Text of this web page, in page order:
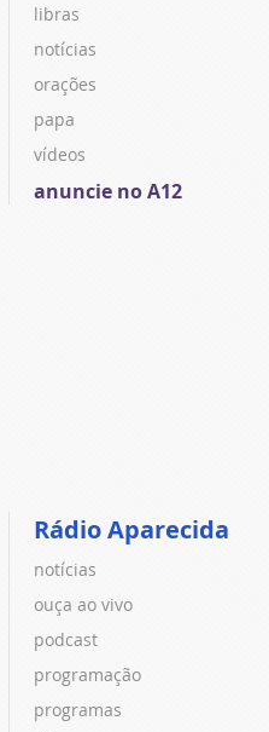
libras
notícias
orações
papa
vídeos
anuncie no A12
Rádio Aparecida
notícias
ouça ao vivo
podcast
programação
programas